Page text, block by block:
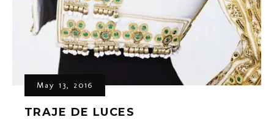
May 13, 2016
TRAJE DE LUCES